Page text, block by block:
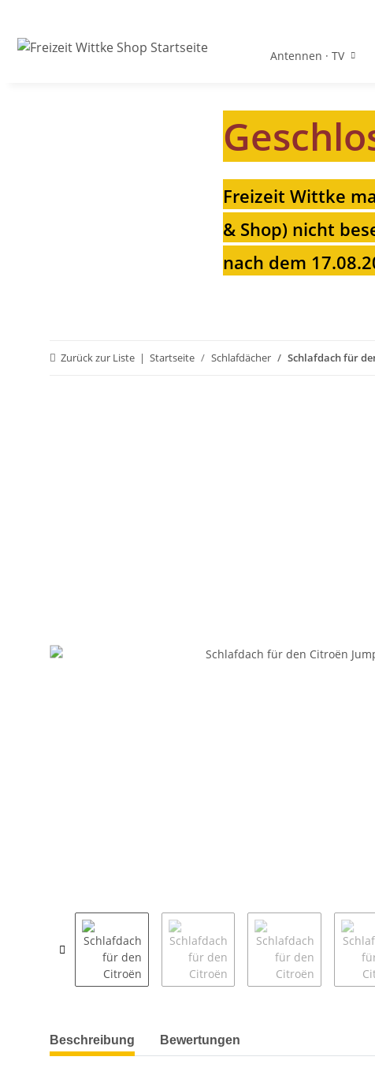
Antennen · TV
Freizeit Wittke
& Shop) nicht
nach dem
Zurück zur Liste Startseite Schlafdächer Schlafdach für
weitere Registerkarten anzeigen
Beschreibung Bewertungen